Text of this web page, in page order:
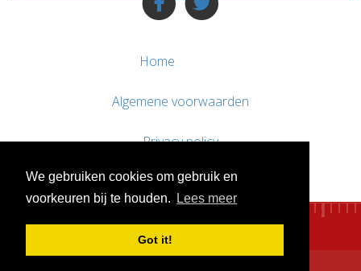
We gebruiken cookies om gebruik en
voorkeuren bij te houden.
Lees meer
Got it!
Home
Algemene voorwaarden
Privacy policy
Contact / Support